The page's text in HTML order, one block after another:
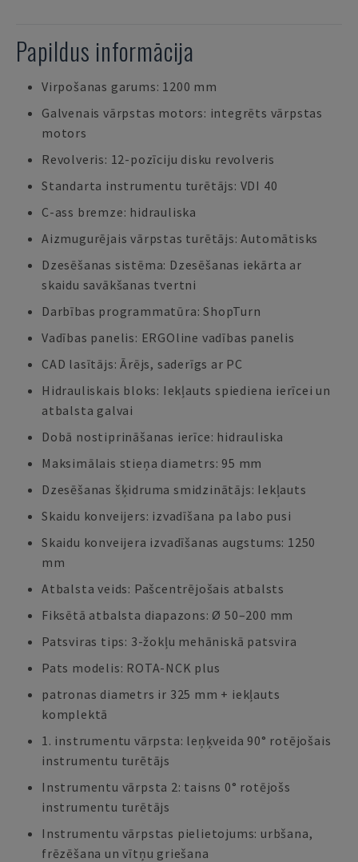
Papildus informācija
Virpošanas garums: 1200 mm
Galvenais vārpstas motors: integrēts vārpstas
motors
Revolveris: 12-pozīciju disku revolveris
Standarta instrumentu turētājs: VDI 40
C-ass bremze: hidrauliska
Aizmugurējais vārpstas turētājs: Automātisks
Dzesēšanas sistēma: Dzesēšanas iekārta ar
skaidu savākšanas tvertni
Darbības programmatūra: ShopTurn
Vadības panelis: ERGOline vadības panelis
CAD lasītājs: Ārējs, saderīgs ar PC
Hidrauliskais bloks: Iekļauts spiediena ierīcei un
atbalsta galvai
Dobā nostiprināšanas ierīce: hidrauliska
Maksimālais stieņa diametrs: 95 mm
Dzesēšanas šķidruma smidzinātājs: Iekļauts
Skaidu konveijers: izvadīšana pa labo pusi
Skaidu konveijera izvadīšanas augstums: 1250
mm
Atbalsta veids: Pašcentrējošais atbalsts
Fiksētā atbalsta diapazons: Ø 50–200 mm
Patsviras tips: 3-žokļu mehāniskā patsvira
Pats modelis: ROTA-NCK plus
patronas diametrs ir 325 mm + iekļauts
komplektā
1. instrumentu vārpsta: leņķveida 90° rotējošais
instrumentu turētājs
Instrumentu vārpsta 2: taisns 0° rotējošs
instrumentu turētājs
Instrumentu vārpstas pielietojums: urbšana,
frēzēšana un vītņu griešana